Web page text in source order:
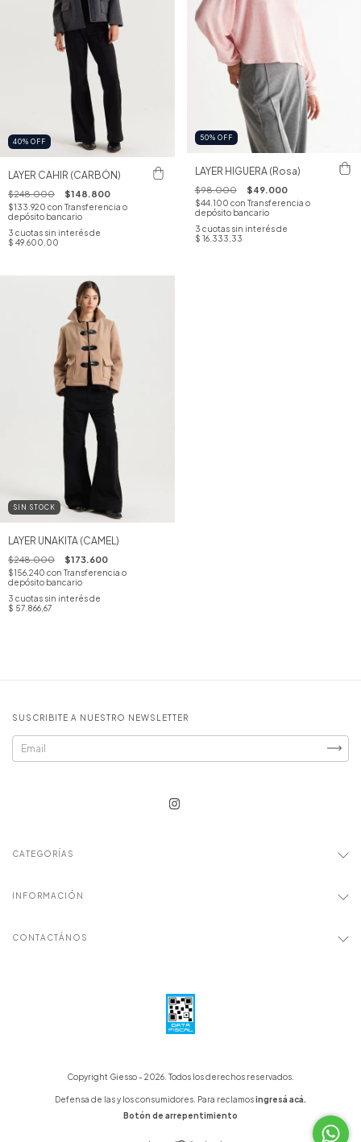
40% OFF
LAYER CAHIR (CARBÓN)
$248.000 $148.800
$133.920 con Transferencia o
depósito bancario
3 cuotas sin interés de
$ 49.600,00
50% OFF
LAYER HIGUERA (Rosa)
$98.000 $49.000
$44.100 con Transferencia o
depósito bancario
3 cuotas sin interés de
$ 16.333,33
SIN STOCK
LAYER UNAKITA (CAMEL)
$248.000 $173.600
$156.240 con Transferencia o
depósito bancario
3 cuotas sin interés de
$ 57.866,67
SUSCRIBITE A NUESTRO NEWSLETTER
CATEGORÍAS
INFORMACIÓN
CONTACTÁNOS
Copyright Giesso - 2026. Todos los derechos reservados.
Defensa de las y los consumidores. Para reclamosingresá acá.
Botón de arrepentimiento